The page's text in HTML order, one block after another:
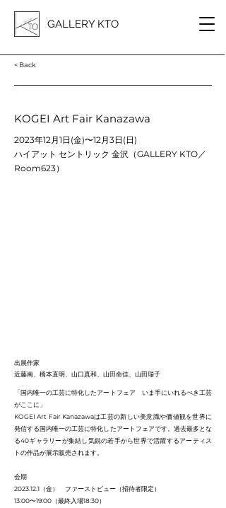
GALLERY KTO
< Back
KOGEI Art Fair Kanazawa
2023年12月1日(金)〜12月3日(日)
ハイアット セントリック 金沢（GALLERY KTO／
Room623）
出展作家
近藤南、橋本直明、山口真和、山田命佳、山田瑞子
「国内唯一の工芸に特化したアートフェア いま手にいれるべき工芸
がここに」
KOGEI Art Fair Kanazawaは工芸の新しい美意識や価値観を世界に
発信する国内唯一の工芸に特化したアートフェアです。過去最多とな
る40ギャラリーが集結し気鋭の若手から世界で活躍するアーティス
トの作品が展示販売されます。
会期
2023.12.1 （金） ファーストビュー（招待者限定）
13:00〜19:00（最終入場18:30）